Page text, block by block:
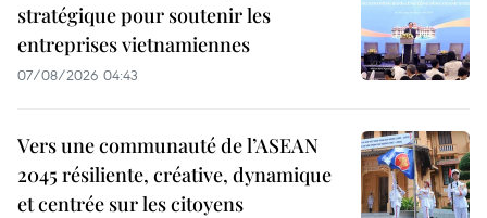
stratégique pour soutenir les
entreprises vietnamiennes
07/08/2026 04:43
Vers une communauté de l’ASEAN
2045 résiliente, créative, dynamique
et centrée sur les citoyens